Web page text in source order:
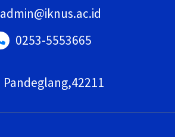
admin@iknus.ac.id
0253-5553665
Pandeglang,42211